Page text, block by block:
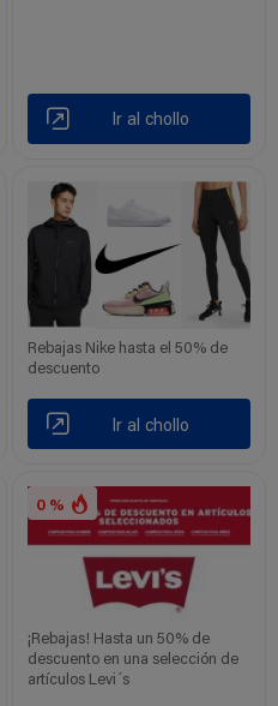
Ir al chollo
Rebajas Nike hasta el 50% de
descuento
Ir al chollo
0 %
¡Rebajas! Hasta un 50% de
descuento en una selección de
artículos Levi´s